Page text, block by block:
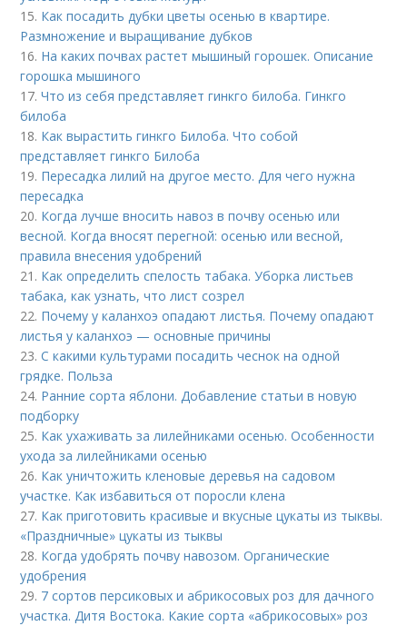
15. Как посадить дубки цветы осенью в квартире.
Размножение и выращивание дубков
16. На каких почвах растет мышиный горошек. Описание
горошка мышиного
17.Что из себя представляет гинкго билоба. Гинкго
билоба
18. Как вырастить гинкго Билоба. Что собой
представляет гинкго Билоба
19. Пересадка лилий на другое место. Для чего нужна
пересадка
20. Когда лучше вносить навоз в почву осенью или
весной. Когда вносят перегной: осенью или весной,
правила внесения удобрений
21. Как определить спелость табака. Уборка листьев
табака, как узнать, что лист созрел
22. Почему у каланхоэ опадают листья. Почему опадают
листья у каланхоэ — основные причины
23.С какими культурами посадить чеснок на одной
грядке. Польза
24. Ранние сорта яблони. Добавление статьи в новую
подборку
25. Как ухаживать за лилейниками осенью. Особенности
ухода за лилейниками осенью
26. Как уничтожить кленовые деревья на садовом
участке. Как избавиться от поросли клена
27. Как приготовить красивые и вкусные цукаты из тыквы.
«Праздничные» цукаты из тыквы
28. Когда удобрять почву навозом. Органические
удобрения
29. 7 сортов персиковых и абрикосовых роз для дачного
участка. Дитя Востока. Какие сорта «абрикосовых» роз